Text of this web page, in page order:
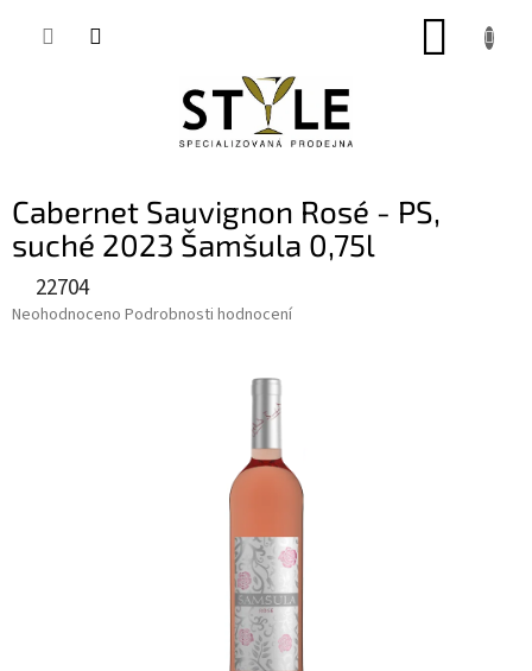
Cabernet Sauvignon Rosé - PS,
suché 2023 Šamšula 0,75l
22704
Průměrné
Neohodnoceno Podrobnosti hodnocení